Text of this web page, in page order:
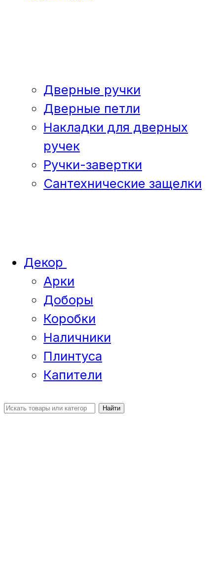
Дверные ручки
Дверные петли
Накладки для дверных
ручек
Ручки-завертки
Сантехнические защелки
Декор
Арки
Доборы
Коробки
Наличники
Плинтуса
Капители
Найти